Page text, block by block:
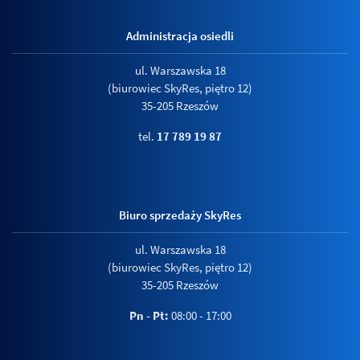
Administracja osiedli
ul. Warszawska 18
(biurowiec SkyRes, piętro 12)
35-205 Rzeszów
tel. 17 789 19 87
Biuro sprzedaży SkyRes
ul. Warszawska 18
(biurowiec SkyRes, piętro 12)
35-205 Rzeszów
Pn - Pt: 08:00 - 17:00